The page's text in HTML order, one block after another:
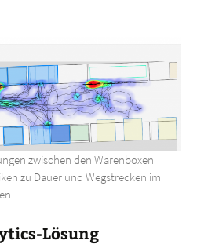
zwischen den Warenboxen
zu Dauer und Wegstrecken im
Lösung